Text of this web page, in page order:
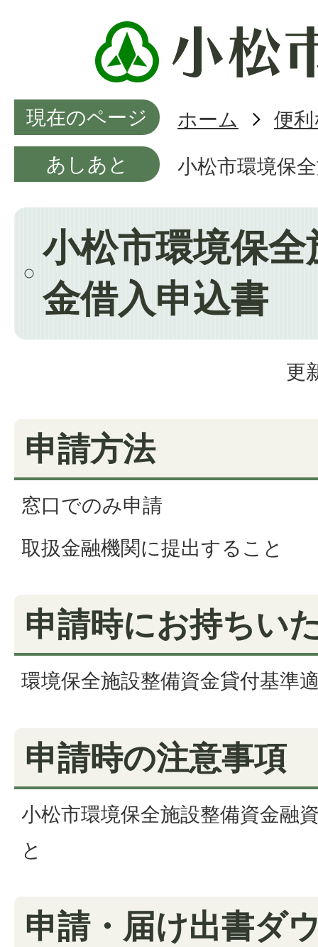
現在のページ ホーム
便
あしあと
小松市環境保
小松市環境保
金借入申込書
更
申請方法
窓口でのみ申請
取扱金融機関に提出すること
申請時にお持ちい
環境保全施設整備資金貸付基準
申請時の注意事項
小松市環境保全施設整備資金融
と
申請・届け出書ダ